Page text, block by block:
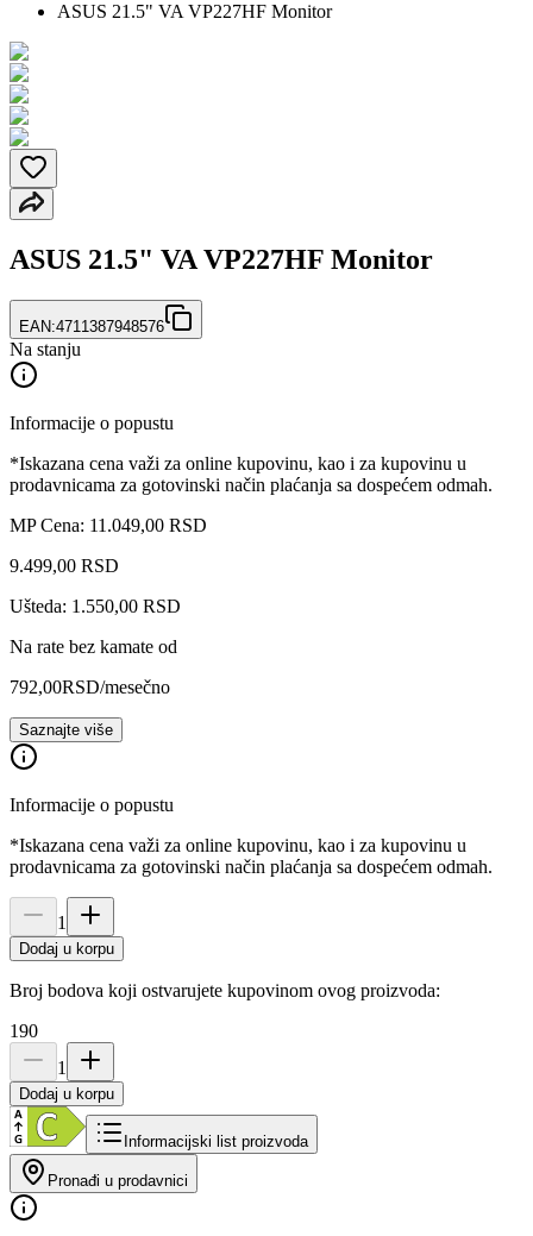
ASUS 21.5" VA VP227HF Monitor
ASUS 21.5" VA VP227HF Monitor
EAN:4711387948576
Na stanju
Informacije o popustu
*Iskazana cena važi za online kupovinu, kao i za kupovinu u
prodavnicama za gotovinski način plaćanja sa dospećem odmah.
MP Cena: 11.049,00 RSD
9.499,00 RSD
Ušteda: 1.550,00 RSD
Na rate bez kamate od
792,00RSD/mesečno
Saznajte više
Informacije o popustu
*Iskazana cena važi za online kupovinu, kao i za kupovinu u
prodavnicama za gotovinski način plaćanja sa dospećem odmah.
1
Dodaj u korpu
Broj bodova koji ostvarujete kupovinom ovog proizvoda:
190
1
Dodaj u korpu
Informacijski list proizvoda
Pronađi u prodavnici